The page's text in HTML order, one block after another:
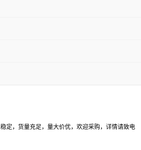
定，货量充足，量大价优，欢迎采购，详情请致电